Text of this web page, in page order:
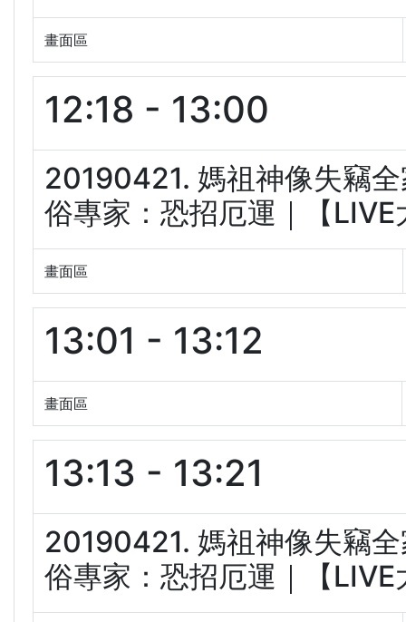
畫面區
12:18 - 13:00
20190421. 媽祖神像失竊
俗專家：恐招厄運｜【
畫面區
13:01 - 13:12
畫面區
13:13 - 13:21
20190421. 媽祖神像失竊
俗專家：恐招厄運｜【